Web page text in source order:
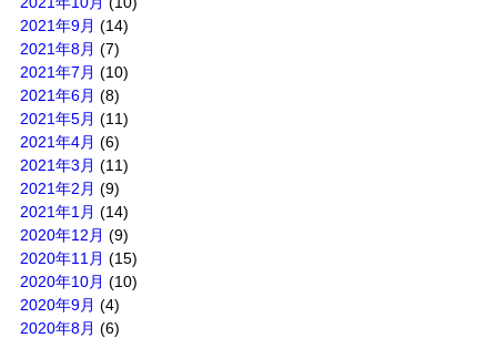
2021年9月 (14)
2021年8月 (7)
2021年7月 (10)
2021年6月 (8)
2021年5月 (11)
2021年4月 (6)
2021年3月 (11)
2021年2月 (9)
2021年1月 (14)
2020年12月 (9)
2020年11月 (15)
2020年10月 (10)
2020年9月 (4)
2020年8月 (6)